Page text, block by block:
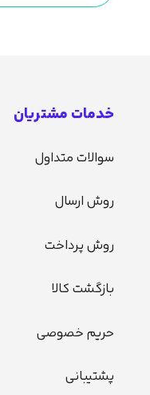
خدمات مشتریان
سوالات متداول
روش ارسال
روش پرداخت
بازگشت کالا
حریم خصوصی
پشتیبانی